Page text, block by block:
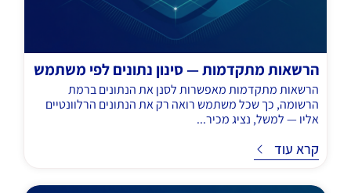
הרשאות מתקדמות — סינון נתונים לפי משתמש
הרשאות מתקדמות מאפשרות לסנן את הנתונים ברמת
הרשומה, כך שכל משתמש רואה רק את הנתונים הרלוונטיים
אליו — למשל, נציג מכיר...
קרא עוד